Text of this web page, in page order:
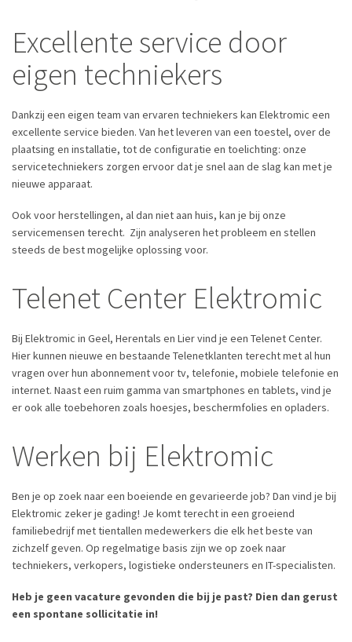
Excellente service door
eigen techniekers
Dankzij een eigen team van ervaren techniekers kan Elektromic een
excellente service bieden. Van het leveren van een toestel, over de
plaatsing en installatie, tot de configuratie en toelichting: onze
servicetechniekers zorgen ervoor dat je snel aan de slag kan met je
nieuwe apparaat.
Ook voor herstellingen, al dan niet aan huis, kan je bij onze
servicemensen terecht. Zijn analyseren het probleem en stellen
steeds de best mogelijke oplossing voor.
Telenet Center Elektromic
Bij Elektromic in Geel, Herentals en Lier vind je een Telenet Center.
Hier kunnen nieuwe en bestaande Telenetklanten terecht met al hun
vragen over hun abonnement voor tv, telefonie, mobiele telefonie en
internet. Naast een ruim gamma van smartphones en tablets, vind je
er ook alle toebehoren zoals hoesjes, beschermfolies en opladers.
Werken bij Elektromic
Ben je op zoek naar een boeiende en gevarieerde job? Dan vind je bij
Elektromic zeker je gading! Je komt terecht in een groeiend
familiebedrijf met tientallen medewerkers die elk het beste van
zichzelf geven. Op regelmatige basis zijn we op zoek naar
techniekers, verkopers, logistieke ondersteuners en IT-specialisten.
Heb je geen vacature gevonden die bij je past? Dien dan gerust
een spontane sollicitatie in!